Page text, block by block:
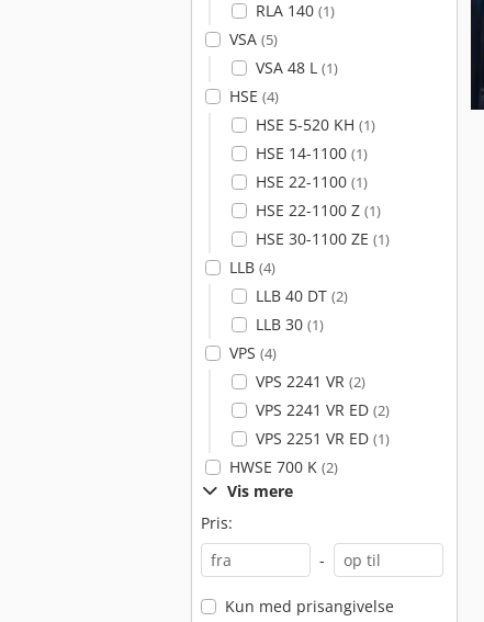
RLA 140 (1)
VSA (5)
VSA 48 L (1)
HSE (4)
HSE 5-520 KH (1)
HSE 14-1100 (1)
HSE 22-1100 (1)
HSE 22-1100 Z (1)
HSE 30-1100 ZE (1)
LLB (4)
LLB 40 DT (2)
LLB 30 (1)
VPS (4)
VPS 2241 VR (2)
VPS 2241 VR ED (2)
VPS 2251 VR ED (1)
HWSE 700 K (2)
Vis mere
Pris:
-
Kun med prisangivelse